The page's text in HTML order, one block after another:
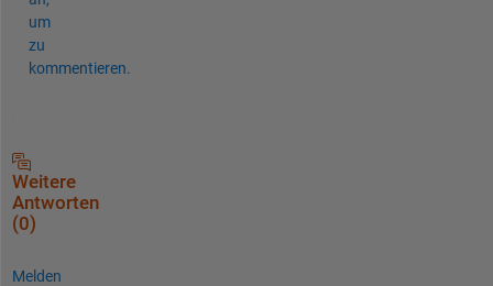
um
zu
kommentieren.
Weitere
Antworten
(0)
Melden